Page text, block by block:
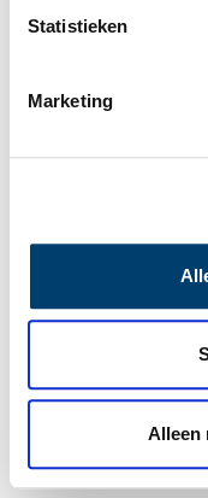
Statistieken
Marketing
Alleen